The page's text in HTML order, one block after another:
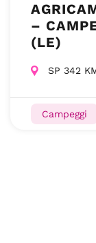
–
(LE)
SP 342
Campeggi